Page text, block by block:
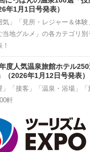
年1月1日号発表）
気」「見所・レジャー＆体
当地グルメ」の各カテゴリ
度人気温泉旅館ホテル
（2026年1月12日号発表）
」「接客」「温泉・浴場」
軒